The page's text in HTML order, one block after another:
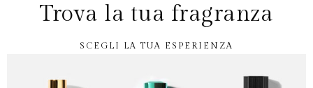
Trova la tua fragranza
SCEGLI LA TUA ESPERIENZA